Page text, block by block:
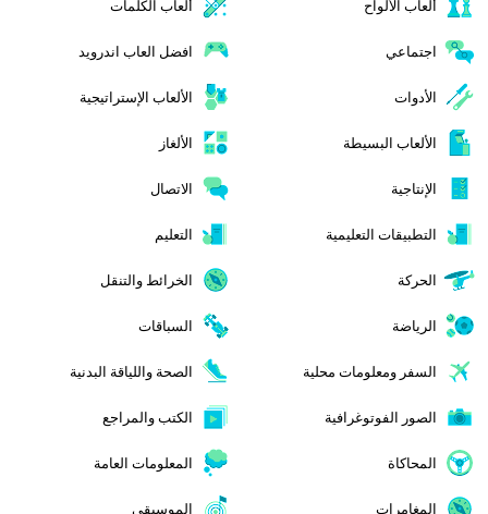
ألعاب الألواح ألعاب الكلمات
اجتماعي افضل العاب اندرويد
الأدوات الألعاب الإستراتيجية
الألعاب البسيطة الألغاز
الإنتاجية الاتصال
التطبيقات التعليمية التعليم
الحركة الخرائط والتنقل
الرياضة السباقات
السفر ومعلومات محلية الصحة واللياقة البدنية
الصور الفوتوغرافية الكتب والمراجع
المحاكاة المعلومات العامة
المغامرات الموسيقى